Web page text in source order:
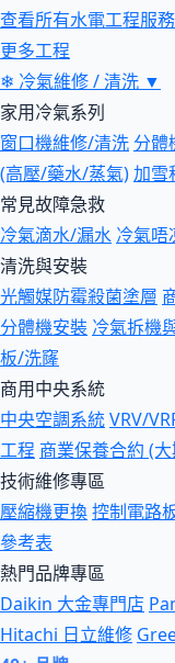
查看所有水電工程服
更多工程
❄ 冷氣維修 / 清洗 ▼
家用冷氣系列
窗口機維修/清洗 分體
(高壓/藥水/蒸氣)加雪
常見故障急救
冷氣滴水/漏水 冷氣唔
清洗與安裝
光觸媒防霉殺菌塗層
分體機安裝 冷氣拆機
板/洗窿
商用中央系統
中央空調系統VRV/
工程 商業保養合約 (
技術維修專區
壓縮機更換控制電路
參考表
熱門品牌專區
Daikin 大金專門店
Hitachi 日立維修